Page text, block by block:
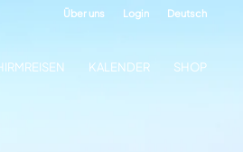
Über uns Login Deutsch
KALENDER SHOP